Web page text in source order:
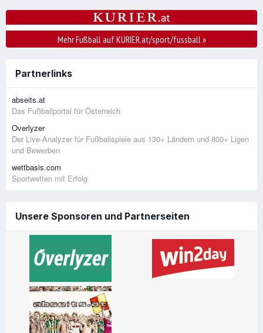
Mehr Fußball auf KURIER.at/sport/fussball»
Partnerlinks
abseits.at
Das Fußballportal für Österreich
Overlyzer
Der Live-Analyzer für Fußballspiele aus 130+ Ländern und 800+ Ligen
und Bewerben
wettbasis.com
Sportwetten mit Erfolg
Unsere Sponsoren und Partnerseiten